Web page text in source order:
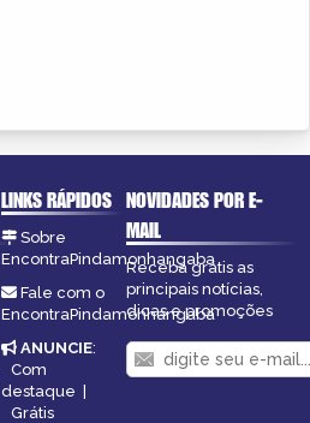
LINKS RÁPIDOS
Sobre
EncontraPindamonhangaba
Fale com o
EncontraPindamonhangaba
ANUNCIE:
Com
destaque |
Grátis
NOVIDADES POR E-
MAIL
Receba grátis as
principais notícias,
dicas e promoções